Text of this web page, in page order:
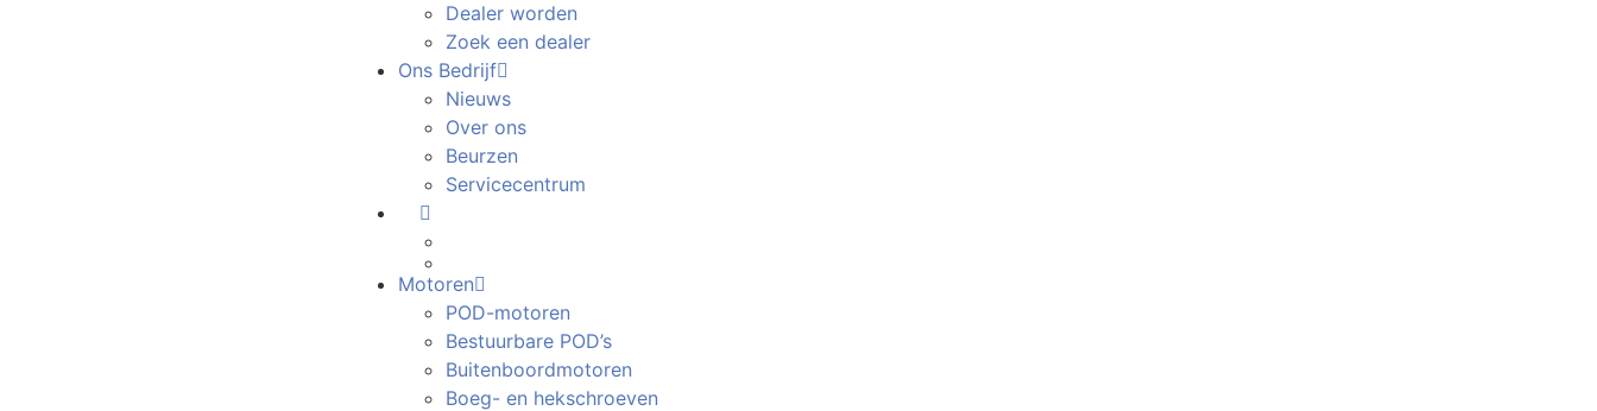
Dealer worden
Zoek een dealer
Ons Bedrijf
Nieuws
Over ons
Beurzen
Servicecentrum
Motoren
POD-motoren
Bestuurbare POD’s
Buitenboordmotoren
Boeg- en hekschroeven